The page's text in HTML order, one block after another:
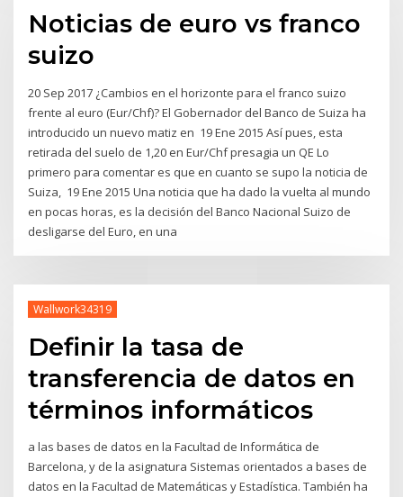
Noticias de euro vs franco
suizo
20 Sep 2017 ¿Cambios en el horizonte para el franco suizo
frente al euro (Eur/Chf)? El Gobernador del Banco de Suiza ha
introducido un nuevo matiz en 19 Ene 2015 Así pues, esta
retirada del suelo de 1,20 en Eur/Chf presagia un QE Lo
primero para comentar es que en cuanto se supo la noticia de
Suiza, 19 Ene 2015 Una noticia que ha dado la vuelta al mundo
en pocas horas, es la decisión del Banco Nacional Suizo de
desligarse del Euro, en una
Wallwork34319
Definir la tasa de
transferencia de datos en
términos informáticos
a las bases de datos en la Facultad de Informática de
Barcelona, y de la asignatura Sistemas orientados a bases de
datos en la Facultad de Matemáticas y Estadística. También ha